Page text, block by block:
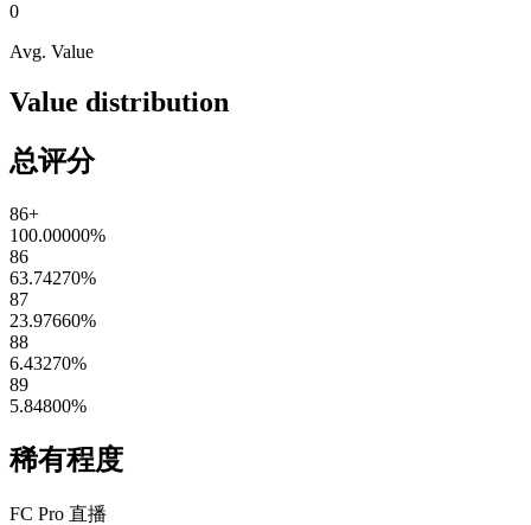
0
Avg. Value
Value distribution
总评分
86+
100.00000%
86
63.74270%
87
23.97660%
88
6.43270%
89
5.84800%
稀有程度
FC Pro 直播